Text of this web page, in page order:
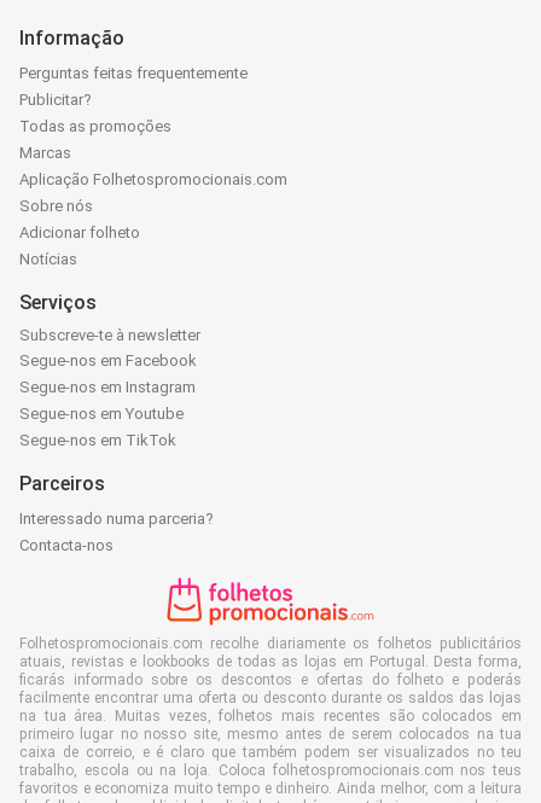
Informação
Perguntas feitas frequentemente
Publicitar?
Todas as promoções
Marcas
Aplicação Folhetospromocionais.com
Sobre nós
Adicionar folheto
Notícias
Serviços
Subscreve-te à newsletter
Segue-nos em Facebook
Segue-nos em Instagram
Segue-nos em Youtube
Segue-nos em TikTok
Parceiros
Interessado numa parceria?
Contacta-nos
Folhetospromocionais.com recolhe diariamente os folhetos publicitários
atuais, revistas e lookbooks de todas as lojas em Portugal. Desta forma,
ficarás informado sobre os descontos e ofertas do folheto e poderás
facilmente encontrar uma oferta ou desconto durante os saldos das lojas
na tua área. Muitas vezes, folhetos mais recentes são colocados em
primeiro lugar no nosso site, mesmo antes de serem colocados na tua
caixa de correio, e é claro que também podem ser visualizados no teu
trabalho, escola ou na loja. Coloca folhetospromocionais.com nos teus
favoritos e economiza muito tempo e dinheiro. Ainda melhor, com a leitura